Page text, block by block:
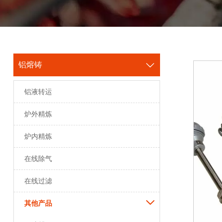
铝熔铸 
铝液转运
炉外精炼
炉内精炼
在线除气
在线过滤
其他产品 